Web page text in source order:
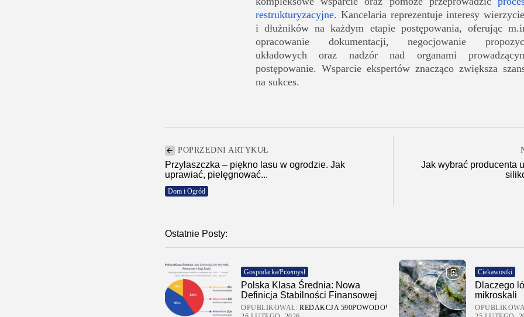
restrukturyzacyjne. Kancelaria reprezentuje interesy
i dłużników na każdym etapie postępowania, oferując
opracowanie dokumentacji, negocjowanie
układowych oraz nadzór nad organami
postępowanie. Wsparcie ekspertów znacząco zwiększa
na sukces.
POPRZEDNI ARTYKUŁ
Przylaszczka – piękno lasu w ogrodzie. Jak
uprawiać, pielęgnować...
Dom i Ogród
Jak wybrać producenta
Ostatnie Posty:
Gospodarka/Przemysł
Polska Klasa Średnia: Nowa
Definicja Stabilności Finansowej
OPUBLIKOWAŁ: REDAKCJA 590POWODOW
Ciekawostki
Dlaczego
mikroskali